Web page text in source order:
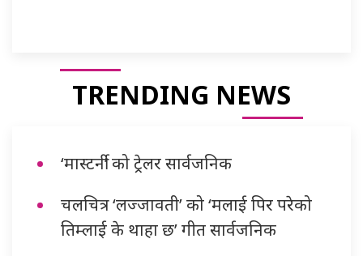
TRENDING NEWS
‘मास्टर्नी’ को ट्रेलर सार्वजनिक
चलचित्र ‘लज्जावती’ को ‘मलाई पिर परेको
तिम्लाई के थाहा छ’ गीत सार्वजनिक